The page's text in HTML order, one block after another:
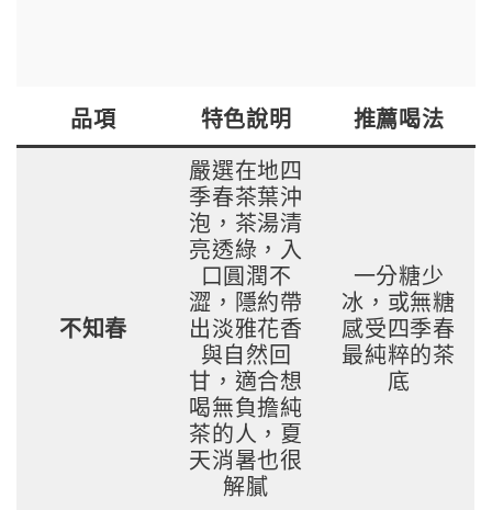
品項 特色說明 推薦喝法
不知春
嚴選在地四
季春茶葉沖
泡，茶湯清
亮透綠，入
口圓潤不
澀，隱約帶
出淡雅花香
與自然回
甘，適合想
喝無負擔純
茶的人，夏
天消暑也很
解膩
一分糖少
冰，或無糖
感受四季春
最純粹的茶
底